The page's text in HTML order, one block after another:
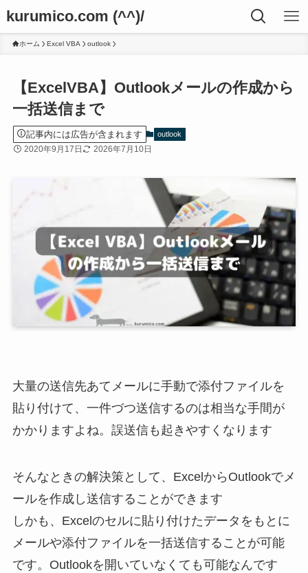
kurumico.com (^^)/
ホーム Excel VBA outlook
【ExcelVBA】Outlookメールの作成から
一括送信まで
記事内には広告が含まれます outlook
2020年9月17日 2026年7月10日
大量の送信先あてメールに手動で添付ファイルを
貼り付けて、一件づつ送信するのは相当な手間が
かかりますよね。誤送信も起きやすくなります
そんなときの解決策として、ExcelからOutlookでメ
ールを作成し送信することができます
しかも、Excelのセルに貼り付けたデータをもとに
メールや添付ファイルを一括送信することが可能
です。Outlookを開いていなくても可能なんです